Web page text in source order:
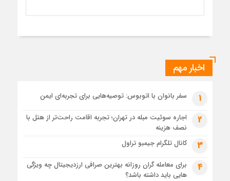
اخبار مهم
1 سفر بانوان با اتوبوس: توصیه‌هایی برای تجربه‌ای ایمن
2
اجاره سوئیت مبله در تهران؛ تجربه اقامت راحت‌تر از هتل با
نصف هزینه
3 کانال تلگرام جیمبو تراول
4
برای معامله گران روزانه بهترین صرافی ارزدیجیتال چه ویژگی
هایی باید داشته باشد؟